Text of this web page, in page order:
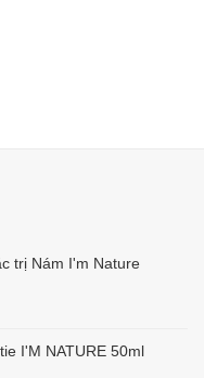
trị Nám I'm Nature
I'M NATURE 50ml